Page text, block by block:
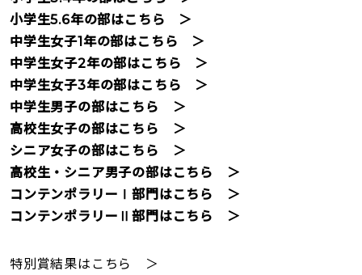
小学生5.6年の部はこちら ＞
中学生女子1年の部はこちら ＞
中学生女子2年の部はこちら ＞
中学生女子3年の部はこちら ＞
中学生男子の部はこちら ＞
高校生女子の部はこちら ＞
シニア女子の部はこちら ＞
高校生・シニア男子の部はこちら ＞
コンテンポラリーⅠ部門はこちら ＞
コンテンポラリーⅡ部門はこちら ＞
特別賞結果はこちら ＞